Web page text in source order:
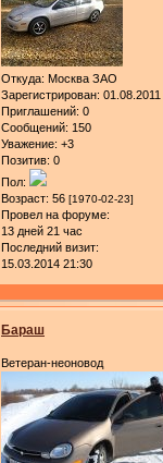
Откуда: Москва ЗАО
Зарегистрирован: 01.08.2011
Приглашений: 0
Сообщений: 150
Уважение: +3
Позитив: 0
Пол:
Возраст: 56 [1970-02-23]
Провел на форуме:
13 дней 21 час
Последний визит:
15.03.2014 21:30
Бараш
Ветеран-неоновод